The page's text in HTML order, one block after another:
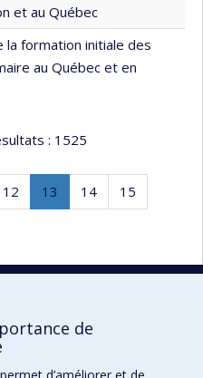
et au Québec
la formation initiale des
au Québec et en
: 1525
Page
12 Page
13
Page
Page
14 Page
15
de
d’améliorer et de